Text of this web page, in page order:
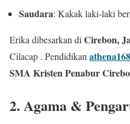
Saudara: Kakak laki‑laki
Erika dibesarkan di Cirebon,
Cilacap . Pendidikan athena168
SMA Kristen Penabur
2. Agama &